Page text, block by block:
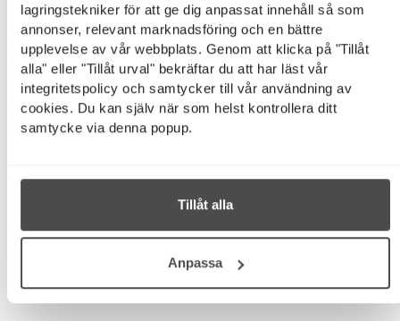
lagringstekniker för att ge dig anpassat innehåll så som
annonser, relevant marknadsföring och en bättre
upplevelse av vår webbplats. Genom att klicka på "Tillåt
alla" eller "Tillåt urval" bekräftar du att har läst vår
integritetspolicy och samtycker till vår användning av
cookies. Du kan själv när som helst kontrollera ditt
samtycke via denna popup.
Tillåt alla
Anpassa